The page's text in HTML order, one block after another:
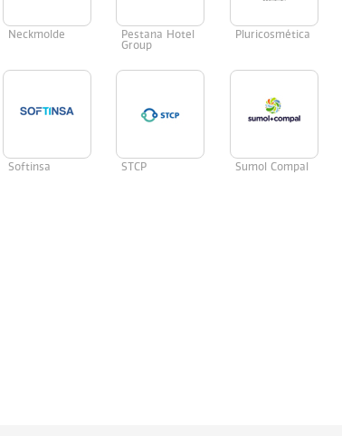
Neckmolde
Pestana Hotel
Group
Pluricosmética
Softinsa STCP Sumol Compal